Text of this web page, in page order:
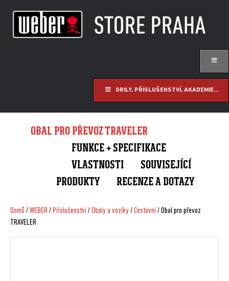
GRILY, PŘÍSLUŠENSTVÍ, AKADEMIE...
OBAL PRO PŘEVOZ TRAVELER
FUNKCE + SPECIFIKACE
VLASTNOSTI
SOUVISEJÍCÍ
PRODUKTY
RECENZE A DOTAZY
Domů /WEBER/ Příslušenství/Obaly a vozíky/Cestovní/ Obal pro převoz
TRAVELER